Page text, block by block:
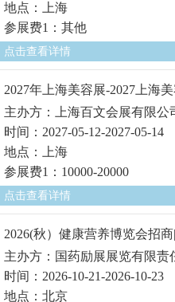
地点：上海
参展费1：其他
点击查看详情
2027年上海美容展-2027上海
主办方：上海百文会展有限公
时间：2027-05-12-2027-05-14
地点：上海
参展费1：10000-20000
点击查看详情
2026(秋）健康营养博览会招
主办方：国药励展展览有限责
时间：2026-10-21-2026-10-23
地点：北京